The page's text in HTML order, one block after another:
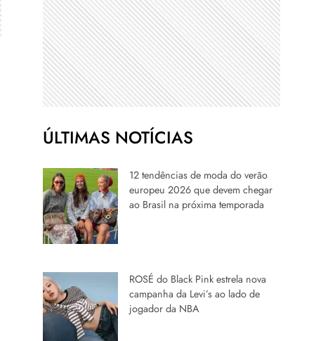
ÚLTIMAS NOTÍCIAS
12 tendências de moda do verão
europeu 2026 que devem chegar
ao Brasil na próxima temporada
ROSÉ do Black Pink estrela nova
campanha da Levi’s ao lado de
jogador da NBA